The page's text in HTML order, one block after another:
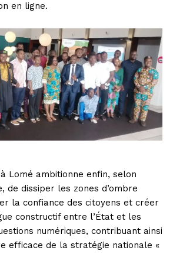
en ligne.
Lomé ambitionne enfin, selon
de dissiper les zones d’ombre
la confiance des citoyens et créer
constructif entre l’État et les
numériques, contribuant ainsi
efficace de la stratégie nationale «